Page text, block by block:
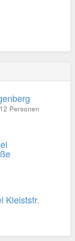
Personen
Kleiststr.